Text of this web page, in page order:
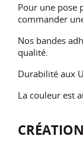
Pour une pose
commander
Nos bandes
qualité.
Durabilité aux
La couleur est